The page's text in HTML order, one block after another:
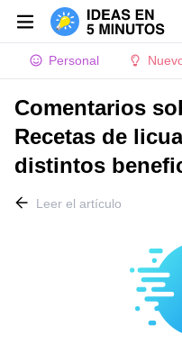
Personal
Comentarios
Recetas de
distintos
Leer el artículo